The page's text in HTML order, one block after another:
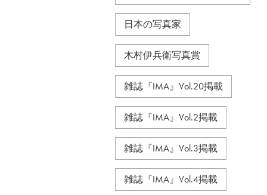
日本の写真家
木村伊兵衛写真賞
雑誌『IMA』Vol.20掲載
雑誌『IMA』Vol.2掲載
雑誌『IMA』Vol.3掲載
雑誌『IMA』Vol.4掲載